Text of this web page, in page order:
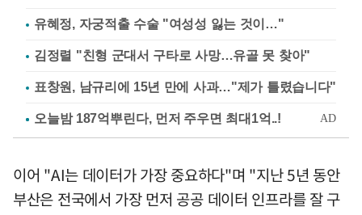
유혜정, 자궁적출 수술 "여성성 잃는 것이…"
김정렬 "친형 군대서 구타로 사망…유골 못 찾아"
표창원, 남규리에 15년 만에 사과…"제가 틀렸습니다"
이어 "AI는 데이터가 가장 중요하다"며 "지난 5년 동안
부산은 전국에서 가장 먼저 공공 데이터 인프라를 잘 구